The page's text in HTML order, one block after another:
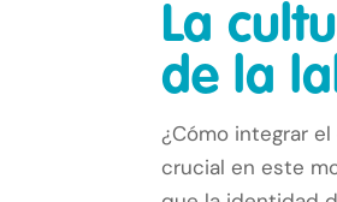
La
de la
¿Cómo integrar
crucial en este